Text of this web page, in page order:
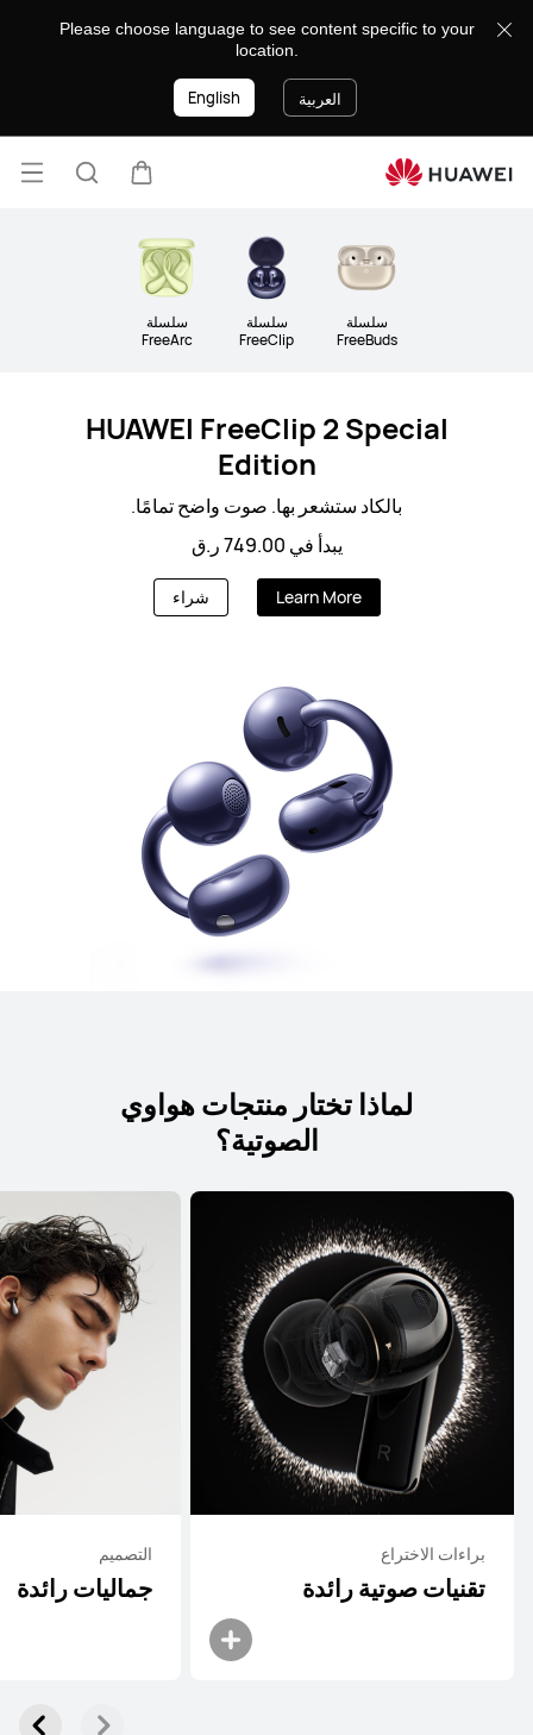
ومكبرات
Please choose language to see content specific to your
location.
العربية English
فتح
سلسلة
FreeBuds
سلسلة
FreeClip
سلسلة
FreeArc
HUAWEI FreeClip 2 Special
Edition
بالكاد ستشعر بها. صوت واضح تمامًا.
يبدأ في 749.00 ر.ق
Learn More شراء
لماذا تختار منتجات هواوي
الصوتية؟
براءات الاختراع
تقنيات صوتية رائدة
التصميم
جماليات رائدة